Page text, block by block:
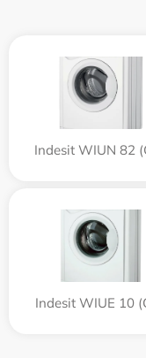
Indesit WIUN 82
Indesit WIUE 10